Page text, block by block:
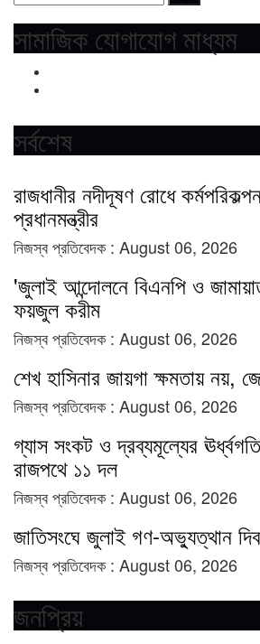
সামাজিক যোগাযোগ মাধ্যম
সর্বশেষ
রাজধানীর নদীদূষণ রোধে
প্রধানমন্ত্রীর
নিজস্ব প্রতিবেদক : August 06, 2026
'জুলাই আন্দোলনে বিএনপি ও
ফয়জুল করীম
নিজস্ব প্রতিবেদক : August 06, 2026
শেখ হাসিনার জায়গা ক্ষমতায় নয়,
নিজস্ব প্রতিবেদক : August 06, 2026
গ্যাস সংকট ও দ্রব্যমূল্যের
রাজপথে ১১ দল
নিজস্ব প্রতিবেদক : August 06, 2026
জাতিসংঘে জুলাই গণ-অভ্যুত্থান
নিজস্ব প্রতিবেদক : August 06, 2026
জনপ্রিয়